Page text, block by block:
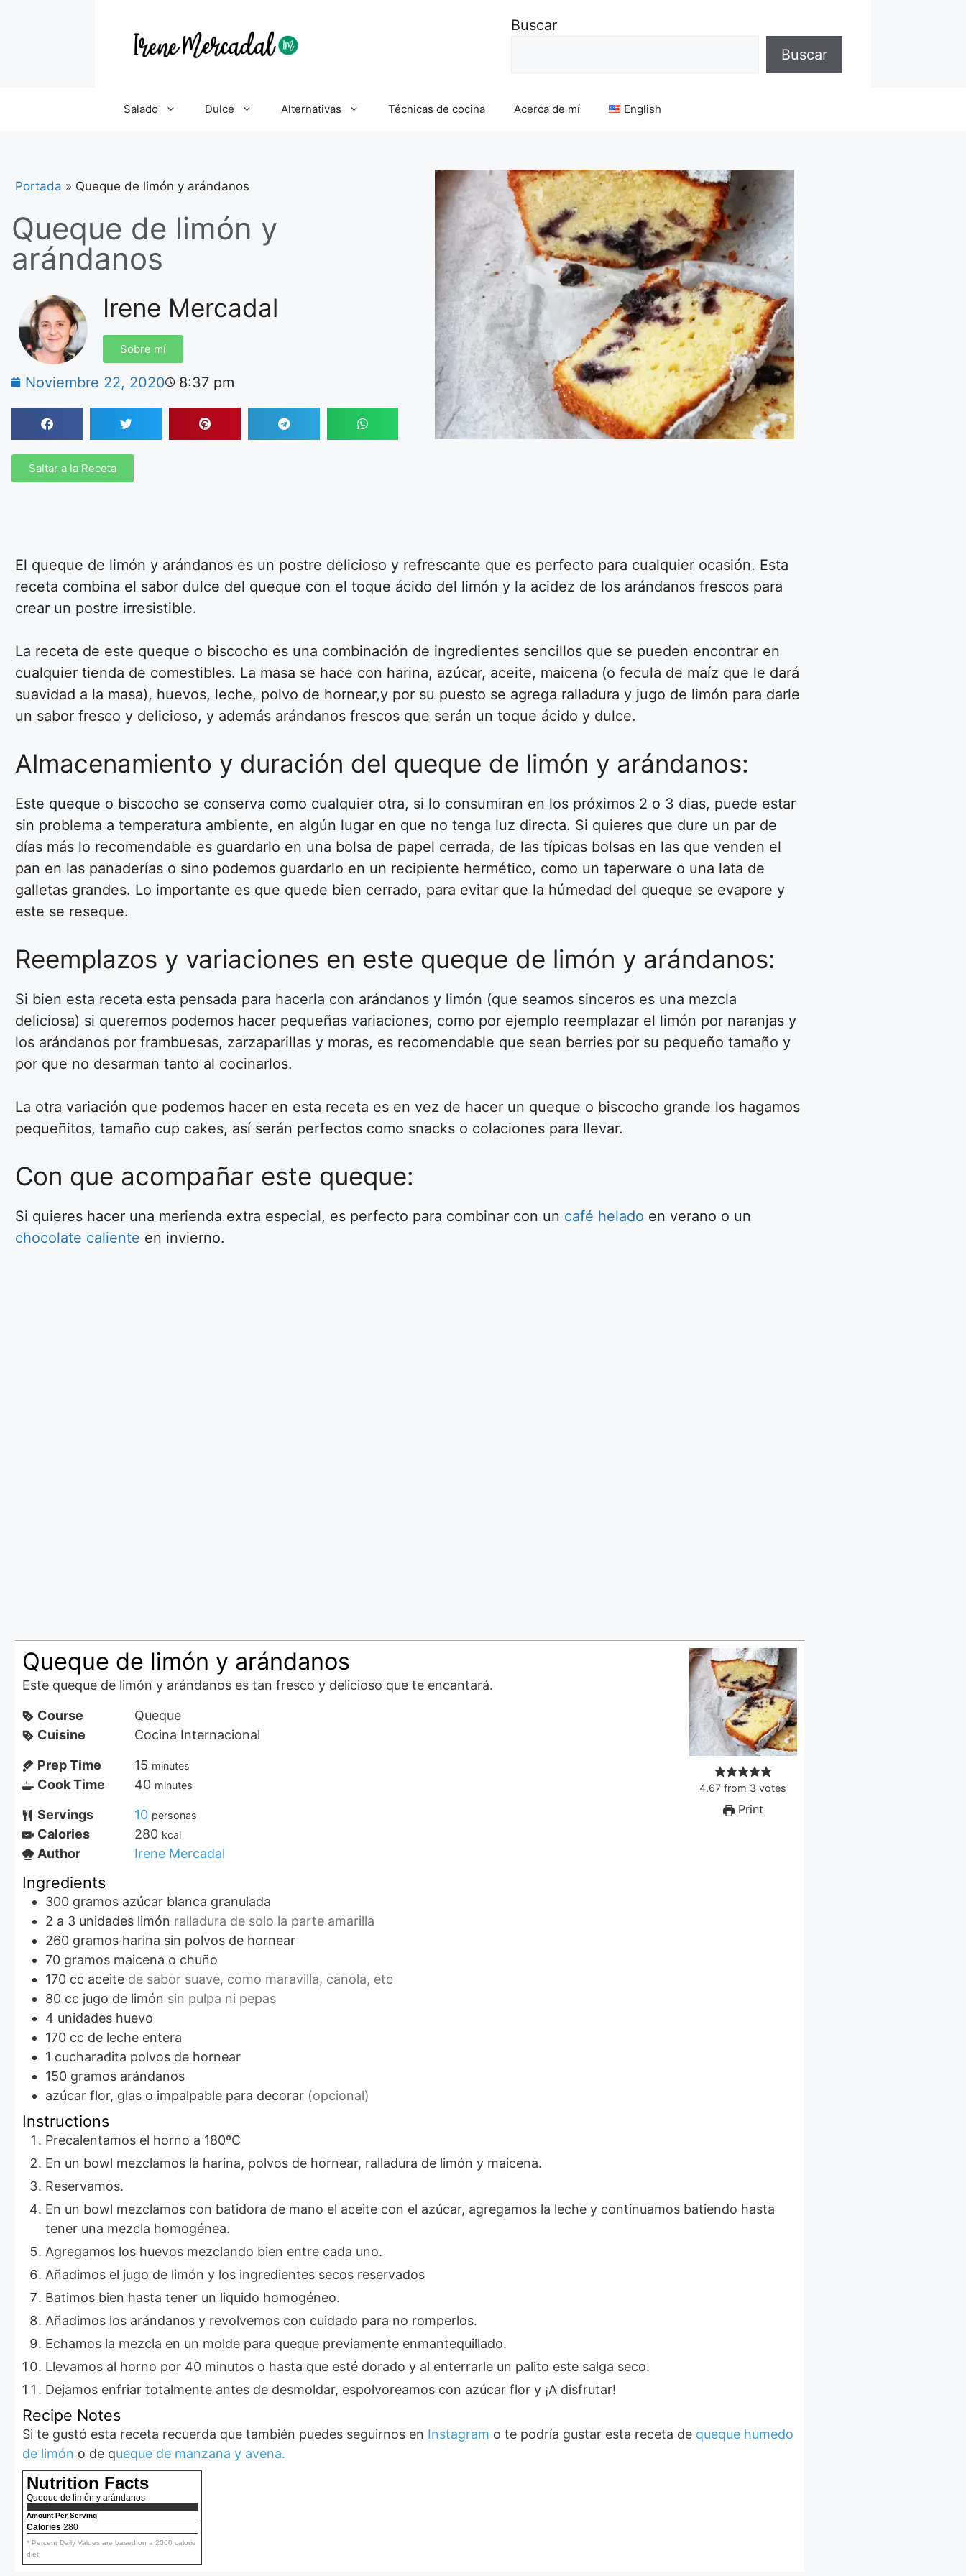
Buscar
Buscar
Salado Dulce Alternativas Técnicas de cocina Acerca de mí English
Portada » Queque de limón y arándanos
Queque de limón y
arándanos
Irene Mercadal
Sobre mí
Noviembre 22, 2020 8:37 pm
Saltar a la Receta
El queque de limón y arándanos es un postre delicioso y refrescante que es perfecto para cualquier ocasión. Esta
receta combina el sabor dulce del queque con el toque ácido del limón y la acidez de los arándanos frescos para
crear un postre irresistible.
La receta de este queque o biscocho es una combinación de ingredientes sencillos que se pueden encontrar en
cualquier tienda de comestibles. La masa se hace con harina, azúcar, aceite, maicena (o fecula de maíz que le dará
suavidad a la masa), huevos, leche, polvo de hornear,y por su puesto se agrega ralladura y jugo de limón para darle
un sabor fresco y delicioso, y además arándanos frescos que serán un toque ácido y dulce.
Almacenamiento y duración del queque de limón y arándanos:
Este queque o biscocho se conserva como cualquier otra, si lo consumiran en los próximos 2 o 3 dias, puede estar
sin problema a temperatura ambiente, en algún lugar en que no tenga luz directa. Si quieres que dure un par de
días más lo recomendable es guardarlo en una bolsa de papel cerrada, de las típicas bolsas en las que venden el
pan en las panaderías o sino podemos guardarlo en un recipiente hermético, como un taperware o una lata de
galletas grandes. Lo importante es que quede bien cerrado, para evitar que la húmedad del queque se evapore y
este se reseque.
Reemplazos y variaciones en este queque de limón y arándanos:
Si bien esta receta esta pensada para hacerla con arándanos y limón (que seamos sinceros es una mezcla
deliciosa) si queremos podemos hacer pequeñas variaciones, como por ejemplo reemplazar el limón por naranjas y
los arándanos por frambuesas, zarzaparillas y moras, es recomendable que sean berries por su pequeño tamaño y
por que no desarman tanto al cocinarlos.
La otra variación que podemos hacer en esta receta es en vez de hacer un queque o biscocho grande los hagamos
pequeñitos, tamaño cup cakes, así serán perfectos como snacks o colaciones para llevar.
Con que acompañar este queque:
Si quieres hacer una merienda extra especial, es perfecto para combinar con un café helado en verano o un
chocolate caliente en invierno.
4.67 from 3 votes
Print
Queque de limón y arándanos
Este queque de limón y arándanos es tan fresco y delicioso que te encantará.
Course
Queque
Cuisine
Cocina Internacional
Prep Time
15 minutes
Cook Time 40 minutes
Servings 10 personas
Calories 280 kcal
Author Irene Mercadal
Ingredients
300 gramos azúcar blanca granulada
2 a 3 unidades limón ralladura de solo la parte amarilla
260 gramos harina sin polvos de hornear
70 gramos maicena o chuño
170 cc aceite de sabor suave, como maravilla, canola, etc
80 cc jugo de limón sin pulpa ni pepas
4 unidades huevo
170 cc de leche entera
1 cucharadita polvos de hornear
150 gramos arándanos
azúcar flor, glas o impalpable para decorar (opcional)
Instructions
Precalentamos el horno a 180ºC
En un bowl mezclamos la harina, polvos de hornear, ralladura de limón y maicena.
Reservamos.
En un bowl mezclamos con batidora de mano el aceite con el azúcar, agregamos la leche y continuamos batiendo hasta
tener una mezcla homogénea.
Agregamos los huevos mezclando bien entre cada uno.
Añadimos el jugo de limón y los ingredientes secos reservados
Batimos bien hasta tener un liquido homogéneo.
Añadimos los arándanos y revolvemos con cuidado para no romperlos.
Echamos la mezcla en un molde para queque previamente enmantequillado.
Llevamos al horno por 40 minutos o hasta que esté dorado y al enterrarle un palito este salga seco.
Dejamos enfriar totalmente antes de desmoldar, espolvoreamos con azúcar flor y ¡A disfrutar!
Recipe Notes
Si te gustó esta receta recuerda que también puedes seguirnos en Instagram o te podría gustar esta receta de queque humedo
de limón o de queque de manzana y avena.
Nutrition Facts
Queque de limón y arándanos
Amount Per Serving
Calories 280
* Percent Daily Values are based on a 2000 calorie
diet.